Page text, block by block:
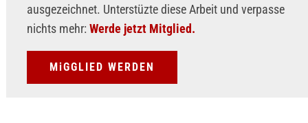
ausgezeichnet. Unterstüzte diese Arbeit und verpasse
nichts mehr: Werde jetzt Mitglied.
MiGGLIED WERDEN